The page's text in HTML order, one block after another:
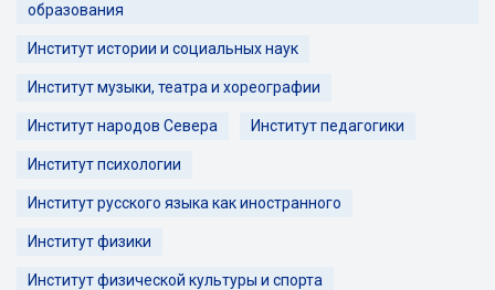
образования
Институт истории и социальных наук
Институт музыки, театра и хореографии
Институт народов Севера Институт педагогики
Институт психологии
Институт русского языка как иностранного
Институт физики
Институт физической культуры и спорта